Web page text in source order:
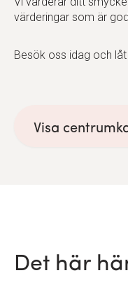
värderingar som är
Besök oss idag och
Visa
Det här